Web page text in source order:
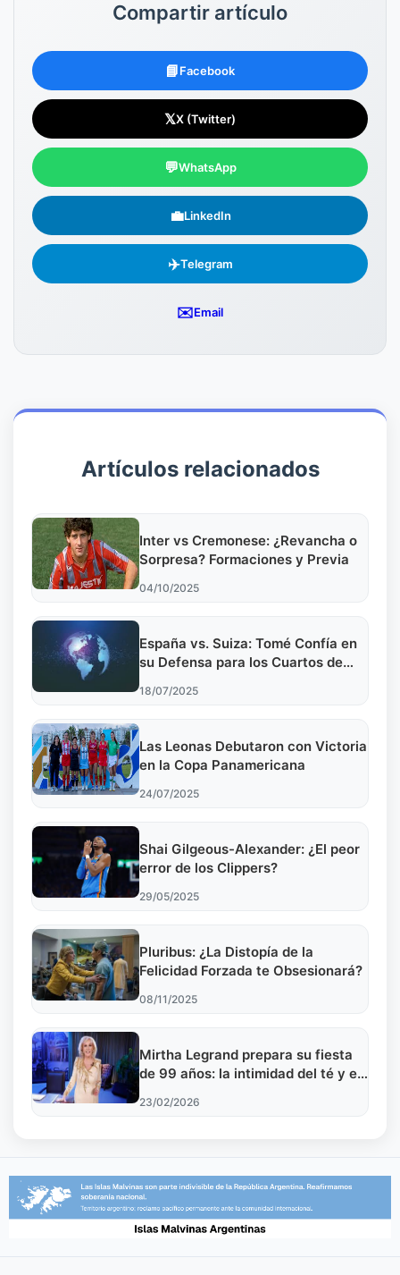
Compartir artículo
📘Facebook
𝕏X (Twitter)
💬WhatsApp
💼LinkedIn
✈️Telegram
✉️Email
Artículos relacionados
Inter vs Cremonese: ¿Revancha o
Sorpresa? Formaciones y Previa
04/10/2025
España vs. Suiza: Tomé Confía en
su Defensa para los Cuartos de
18/07/2025
Las Leonas Debutaron con Victoria
en la Copa Panamericana
24/07/2025
Shai Gilgeous-Alexander: ¿El peor
error de los Clippers?
29/05/2025
Pluribus: ¿La Distopía de la
Felicidad Forzada te Obsesionará?
08/11/2025
Mirtha Legrand prepara su fiesta
de 99 años: la intimidad del té y el
rituales
23/02/2026